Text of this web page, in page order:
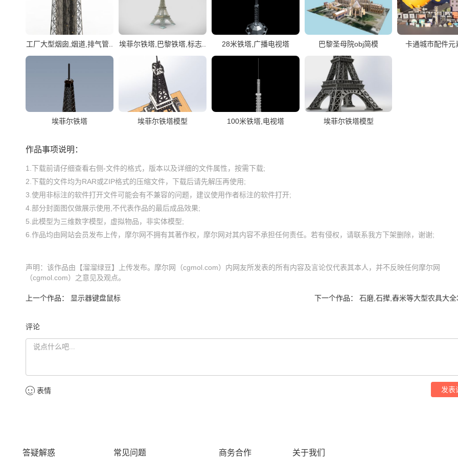
工厂大型烟囱,烟道,排气管.. 埃菲尔铁塔,巴黎铁塔,标志.. 28米铁塔,广播电视塔 巴黎圣母院obj简模 卡通城市配件元
埃菲尔铁塔 埃菲尔铁塔模型 100米铁塔,电视塔 埃菲尔铁塔模型
作品事项说明：
1.下载前请仔细查看右侧-文件的格式，版本以及详细的文件属性，按需下载;
2.下载的文件均为RAR或ZIP格式的压缩文件，下载后请先解压再使用;
3.使用非标注的软件打开文件可能会有不兼容的问题，建议使用作者标注的软件打开;
4.部分封面图仅做展示使用,不代表作品的最后成品效果;
5.此模型为三维数字模型，虚拟物品，非实体模型;
声明：该作品由【溜溜绿豆】上传发布。摩尔网（cgmol.com）内网友所发表的所有内容及言论仅代表其本人，并不反映任何摩尔网
（cgmol.com）之意见及观点。
上一个作品： 显示器键盘鼠标 下一个作品： 石磨,石撵,舂米等大型农具大
评论
发表
表情
答疑解惑 常见问题 商务合作 关于我们